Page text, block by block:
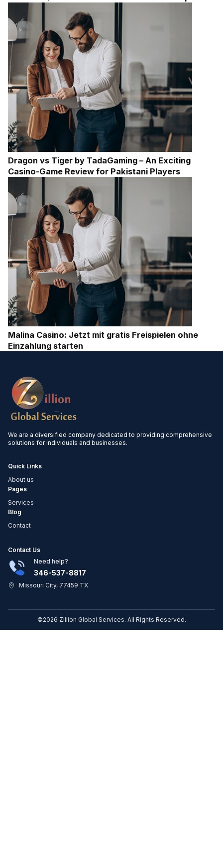
Dragon vs Tiger by TadaGaming – An Exciting
Casino-Game Review for Pakistani Players
Malina Casino: Jetzt mit gratis Freispielen ohne
Einzahlung starten
We are a diversified company dedicated to providing comprehensive
solutions for individuals and businesses.
Quick Links
About us
Pages
Services
Blog
Contact
Contact Us
Need help?
346-537-8817
Missouri City, 77459 TX
©2026 Zillion Global Services. All Rights Reserved.